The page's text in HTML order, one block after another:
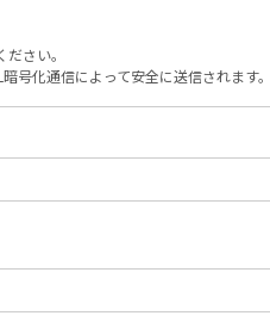
さい。
号化通信によって安全に送信されます